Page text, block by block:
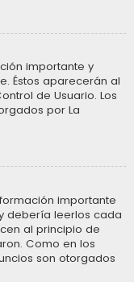
importante y
Éstos aparecerán al
de Usuario. Los
por La
importante
debería leerlos cada
al principio de
Como en los
son otorgados